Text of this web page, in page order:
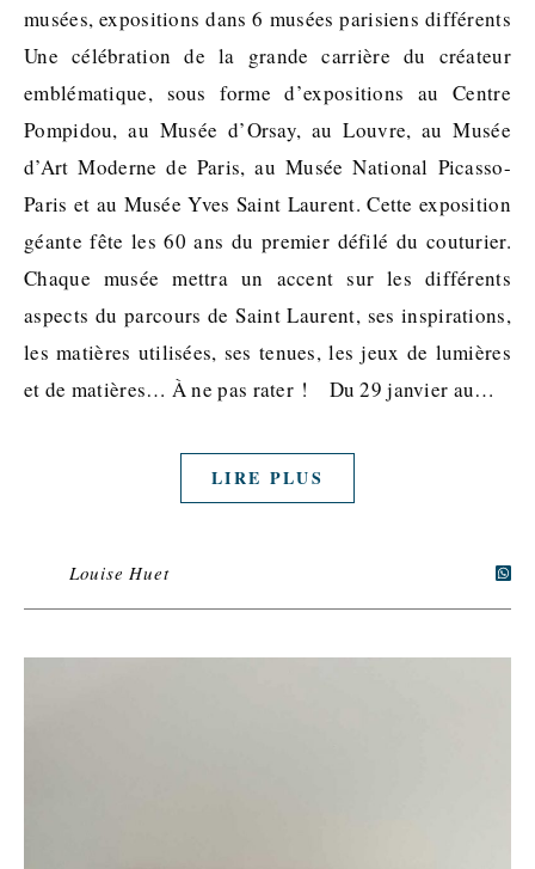
musées, expositions dans 6 musées parisiens différents
Une célébration de la grande carrière du créateur
emblématique, sous forme d’expositions au Centre
Pompidou, au Musée d’Orsay, au Louvre, au Musée
d’Art Moderne de Paris, au Musée National Picasso-
Paris et au Musée Yves Saint Laurent. Cette exposition
géante fête les 60 ans du premier défilé du couturier.
Chaque musée mettra un accent sur les différents
aspects du parcours de Saint Laurent, ses inspirations,
les matières utilisées, ses tenues, les jeux de lumières
et de matières… À ne pas rater ! Du 29 janvier au…
LIRE PLUS
Louise Huet